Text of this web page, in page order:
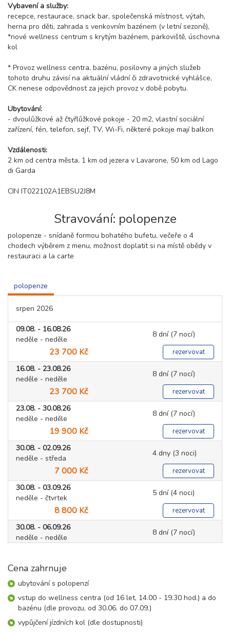
Vybavení a služby:
recepce, restaurace, snack bar, společenská místnost, výtah,
herna pro děti, zahrada s venkovním bazénem (v letní sezoně),
*nové wellness centrum s krytým bazénem, parkoviště, úschovna
kol
* Provoz wellness centra, bazénu, posilovny a jiných služeb
tohoto druhu závisí na aktuální vládní či zdravotnické vyhlášce,
CK nenese odpovědnost za jejich provoz v době pobytu.
Ubytování:
- dvoulůžkové až čtyřlůžkové pokoje - 20 m2, vlastní sociální
zařízení, fén, telefon, sejf, TV, Wi-Fi, některé pokoje mají balkon
Vzdálenosti:
2 km od centra města, 1 km od jezera v Lavarone, 50 km od Lago
di Garda
CIN IT022102A1EBSU2J8M
Stravování: polopenze
polopenze - snídaně formou bohatého bufetu, večeře o 4
chodech výběrem z menu, možnost doplatit si na místě obědy v
restauraci a la carte
polopenze
srpen 2026
09.08. - 16.08.26
neděle - neděle
8 dní (7 nocí)
23 700 Kč rezervovat
16.08. - 23.08.26
neděle - neděle
8 dní (7 nocí)
23 700 Kč rezervovat
23.08. - 30.08.26
neděle - neděle
8 dní (7 nocí)
19 900 Kč rezervovat
30.08. - 02.09.26
neděle - středa
4 dny (3 noci)
7 000 Kč rezervovat
30.08. - 03.09.26
neděle - čtvrtek
5 dní (4 noci)
8 800 Kč rezervovat
30.08. - 06.09.26
neděle - neděle
8 dní (7 nocí)
září 2026
06.09. - 08.09.26
neděle - úterý
3 dny (2 noci)
Cena zahrnuje
ubytování s polopenzí
vstup do wellness centra (od 16 let, 14.00 - 19.30 hod.) a do
bazénu (dle provozu, od 30.06. do 07.09.)
vypůjčení jízdních kol (dle dostupnosti)